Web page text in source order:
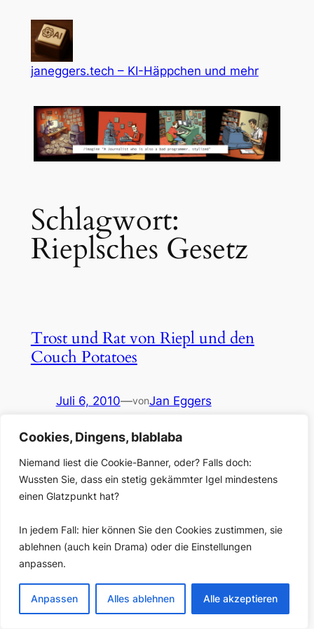
Cookies, Dingens, blablaba
Niemand liest die Cookie-Banner, oder? Falls doch:
Wussten Sie, dass ein stetig gekämmter Igel mindestens
einen Glatzpunkt hat?
In jedem Fall: hier können Sie den Cookies zustimmen, sie
ablehnen (auch kein Drama) oder die Einstellungen
anpassen.
Anpassen Alles ablehnen Alle akzeptieren
springen
janeggers.tech – KI-Häppchen und mehr
Schlagwort:
Rieplsches Gesetz
Trost und Rat von Riepl und den
Couch Potatoes
Juli 6, 2010—vonJan Eggers
Allgemein Blog
Der sendungsbewusste Sterbekandidat, Teil 2:
nächster Teil eines dreiteiligen Essays mit
Überlegungen zur Gegenwart und Zukunft des Radios.
Was bisher geschah: In Teil 1 [hier zu finden] habe ich
beginnt. Jetzt gilt es festzuhalten, dass es so schlimm
um das scheinbar vergreiste Medium nicht steht. Oder
doch? Radio…